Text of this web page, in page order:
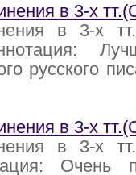
в 3-х
в 3-х
русского
в 3-х
в 3-х
Очень